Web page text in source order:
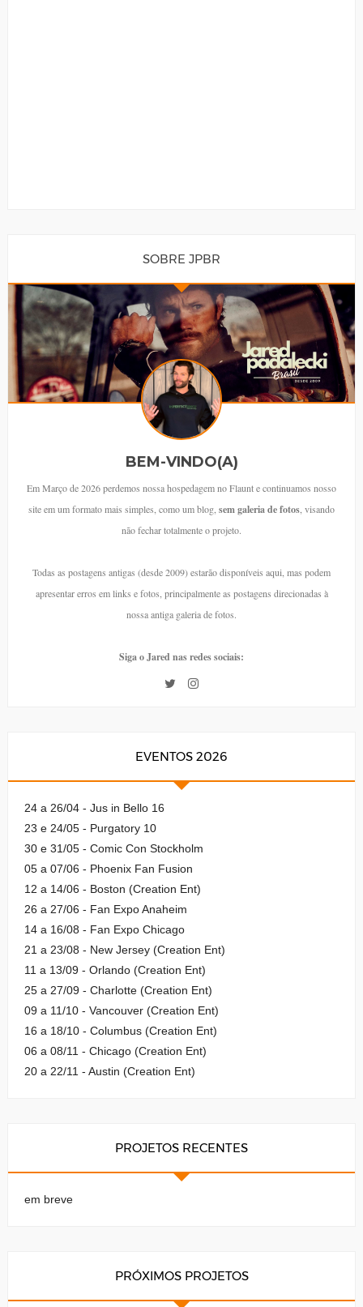
SOBRE JPBR
BEM-VINDO(A)
Em Março de 2026 perdemos nossa hospedagem no Flaunt e continuamos nosso
site em um formato mais simples, como um blog, sem galeria de fotos , visando
não fechar totalmente o projeto.
Todas as postagens antigas (desde 2009) estarão disponíveis aqui, mas podem
apresentar erros em links e fotos, principalmente as postagens direcionadas à
nossa antiga galeria de fotos.
Siga o Jared nas redes sociais:
EVENTOS 2026
24 a 26/04 - Jus in Bello 16
23 e 24/05 - Purgatory 10
30 e 31/05 - Comic Con Stockholm
05 a 07/06 - Phoenix Fan Fusion
12 a 14/06 - Boston (Creation Ent)
26 a 27/06 - Fan Expo Anaheim
14 a 16/08 - Fan Expo Chicago
21 a 23/08 - New Jersey (Creation Ent)
11 a 13/09 - Orlando (Creation Ent)
25 a 27/09 - Charlotte (Creation Ent)
09 a 11/10 - Vancouver (Creation Ent)
16 a 18/10 - Columbus (Creation Ent)
06 a 08/11 - Chicago (Creation Ent)
20 a 22/11 - Austin (Creation Ent)
PROJETOS RECENTES
em breve
PRÓXIMOS PROJETOS